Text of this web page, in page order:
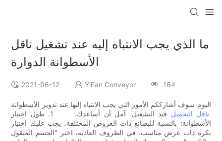
ما الذي يجب الانتباه إليه عند تشغيل ناقل
الأسطوانة الدوارة
2021-06-12 YiFan Conveyor 164
اليوم سوف أشارككم الأمور التي يجب الانتباه إليها عند تدوير الأسطوانة
ناقل التحميل
قيد التشغيل. آمل أن أساعدك. 1. طول اختيار
الأسطوانة: بالنسبة للبضائع ذات العروض المختلفة، يجب عليك اختيار
بكرة ذات عرض مناسب. في الظروف العادية، اختر "الجسم المنقول